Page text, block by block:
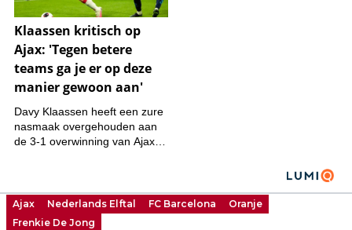
Ajax Nederlands Elftal FC Barcelona
Oranje
Frenkie De Jong